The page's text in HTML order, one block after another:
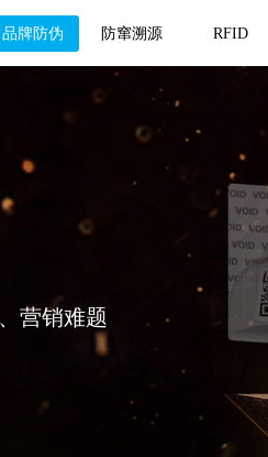
品牌防伪 防窜溯源 RFID
营销难题